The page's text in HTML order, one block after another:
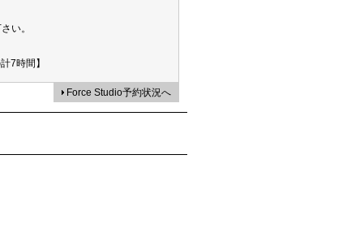
い。
7時間】
Force Studio予約状況へ